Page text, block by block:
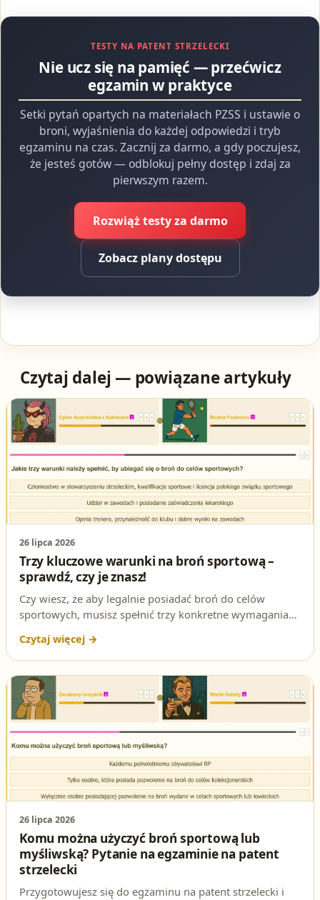
TESTY NA PATENT STRZELECKI
Nie ucz się na pamięć — przećwicz
egzamin w praktyce
Setki pytań opartych na materiałach PZSS i ustawie o
broni, wyjaśnienia do każdej odpowiedzi i tryb
egzaminu na czas. Zacznij za darmo, a gdy poczujesz,
że jesteś gotów — odblokuj pełny dostęp i zdaj za
pierwszym razem.
Rozwiąż testy za darmo
Zobacz plany dostępu
Czytaj dalej — powiązane artykuły
26 lipca 2026
Trzy kluczowe warunki na broń sportową –
sprawdź, czy je znasz!
Czy wiesz, że aby legalnie posiadać broń do celów
sportowych, musisz spełnić trzy konkretne wymagania?
zgodnego z prawem strzelectwa. Sprawdź, czy znasz
odpowiedź na to pytanie testowe i przygotuj się do
egzaminu na patent strzelecki!
26 lipca 2026
Komu można użyczyć broń sportową lub
myśliwską? Pytanie na egzaminie na patent
strzelecki
Przygotowujesz się do egzaminu na patent strzelecki i